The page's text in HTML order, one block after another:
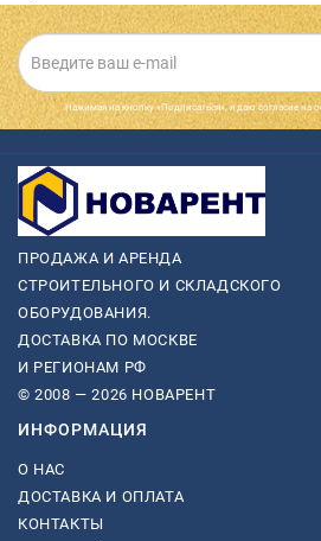
Нажимая на кнопку «Подписаться», я даю cогласие на
ПРОДАЖА И АРЕНДА
СТРОИТЕЛЬНОГО И СКЛАДСКОГО
ОБОРУДОВАНИЯ.
ДОСТАВКА ПО МОСКВЕ
И РЕГИОНАМ РФ
© 2008 — 2026 НОВАРЕНТ
ИНФОРМАЦИЯ
О НАС
ДОСТАВКА И ОПЛАТА
КОНТАКТЫ